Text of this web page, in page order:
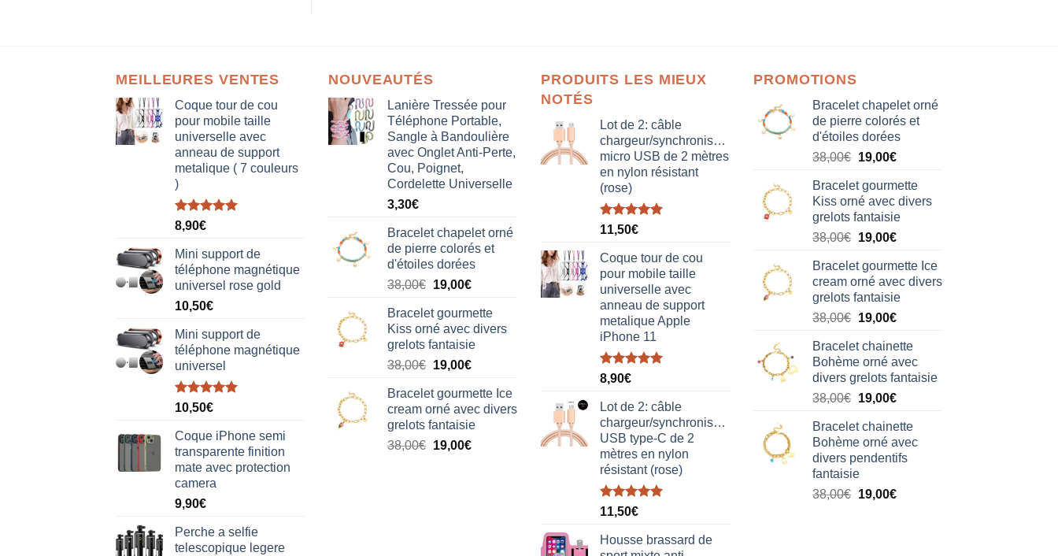
MEILLEURES VENTES
Coque tour de cou
pour mobile taille
universelle avec
anneau de support
metalique ( 7 couleurs
)
Note5.00
8,90€
Mini support de
téléphone magnétique
universel rose gold
10,50€
Mini support de
téléphone magnétique
universel
Note5.00
10,50€
Coque iPhone semi
transparente finition
mate avec protection
camera
9,90€
Perche a selfie
telescopique legere
NOUVEAUTÉS
Lanière Tressée pour
Téléphone Portable,
Sangle à Bandoulière
avec Onglet Anti-Perte,
Cou, Poignet,
Cordelette Universelle
3,30€
Bracelet chapelet orné
de pierre colorés et
d'étoiles dorées
38,00€ Le
initial
était :
38,00€.
19,00€Le
actuel
est :
19,00€.
Bracelet gourmette
Kiss orné avec divers
grelots fantaisie
38,00€ Le
initial
était :
38,00€.
19,00€Le
actuel
est :
19,00€.
Bracelet gourmette Ice
cream orné avec divers
grelots fantaisie
38,00€ Le
19,00€Le
PRODUITS LES MIEUX
NOTÉS
Lot de 2: câble
chargeur/synchronisation
micro USB de 2 mètres
en nylon résistant
(rose)
Note5.00
11,50€
Coque tour de cou
pour mobile taille
universelle avec
anneau de support
metalique Apple
iPhone 11
Note5.00
8,90€
Lot de 2: câble
chargeur/synchronisation
USB type-C de 2
mètres en nylon
résistant (rose)
Note5.00
11,50€
Housse brassard de
PROMOTIONS
Bracelet chapelet orné
de pierre colorés et
d'étoiles dorées
38,00€ Le
initial
était :
38,00€.
19,00€Le
actuel
est :
19,00€.
Bracelet gourmette
Kiss orné avec divers
grelots fantaisie
38,00€ Le
initial
était :
38,00€.
19,00€Le
actuel
est :
19,00€.
Bracelet gourmette Ice
cream orné avec divers
grelots fantaisie
38,00€ Le
initial
était :
38,00€.
19,00€Le
actuel
est :
19,00€.
Bracelet chainette
Bohème orné avec
divers grelots fantaisie
38,00€ Le
initial
était :
38,00€.
19,00€Le
actuel
est :
19,00€.
Bracelet chainette
Bohème orné avec
divers pendentifs
fantaisie
38,00€ Le
19,00€Le